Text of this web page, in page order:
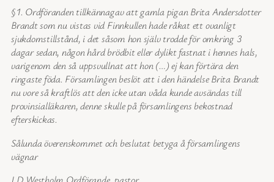
§1. Ordföranden tillkännagav att gamla pigan Brita Andersdotter
Brandt som nu vistas vid Finnkullen hade råkat ett ovanligt
sjukdomstillstånd, i det såsom hon själv trodde för omkring 3
dagar sedan, någon hård brödbit eller dylikt fastnat i hennes hals,
varigenom den så uppsvullnat att hon (…) ej kan förtära den
ringaste föda. Församlingen beslöt att i den händelse Brita Brandt
nu vore så kraftlös att den icke utan våda kunde avsändas till
provinsialläkaren, denne skulle på församlingens bekostnad
efterskickas.
Sålunda överenskommet och beslutat betyga å församlingens
vägnar